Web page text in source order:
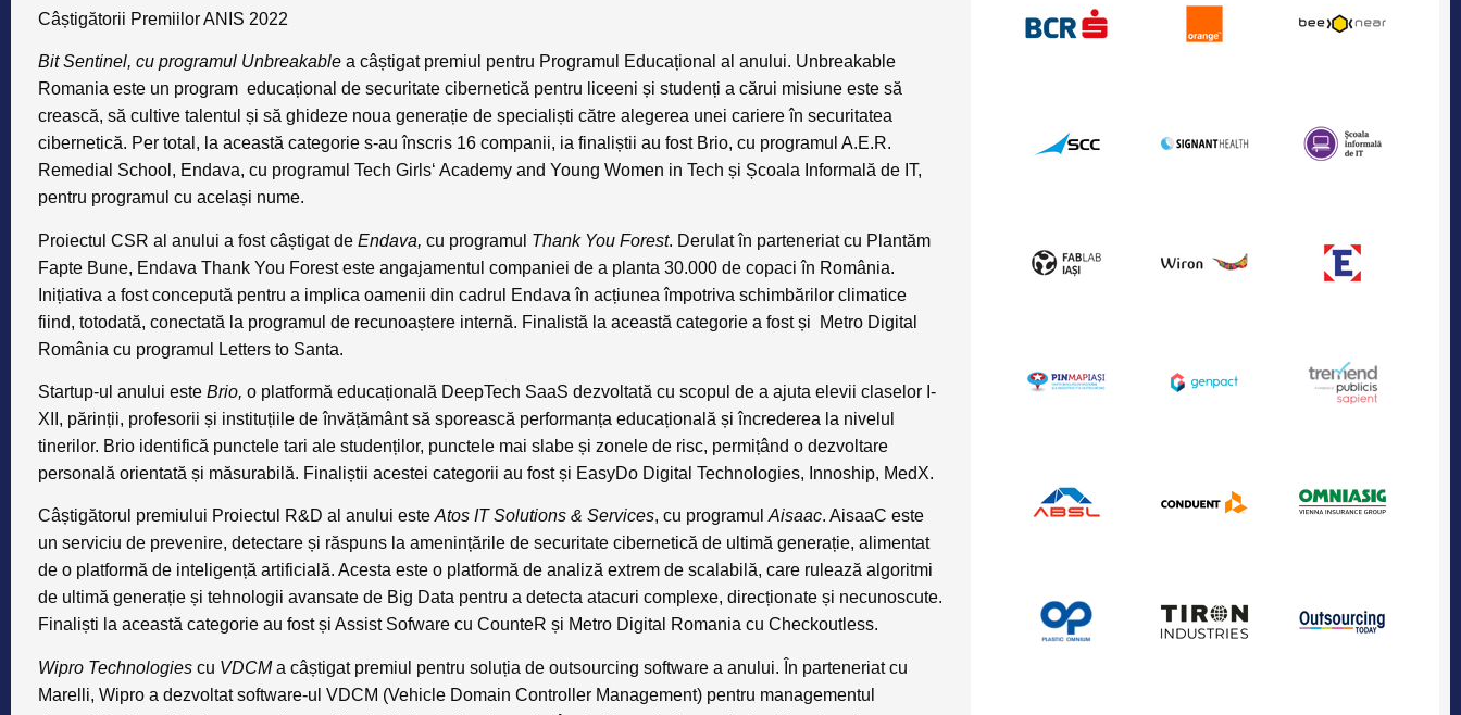
Câștigătorii Premiilor ANIS 2022
Bit Sentinel, cu programul Unbreakable a câștigat premiul pentru Programul Educațional al anului. Unbreakable
Romania este un program educațional de securitate cibernetică pentru liceeni și studenți a cărui misiune este să
crească, să cultive talentul și să ghideze noua generație de specialiști către alegerea unei cariere în securitatea
cibernetică. Per total, la această categorie s-au înscris 16 companii, ia finaliștii au fost Brio, cu programul A.E.R.
Remedial School, Endava, cu programul Tech Girls‘ Academy and Young Women in Tech și Școala Informală de IT,
pentru programul cu același nume.
Proiectul CSR al anului a fost câștigat de Endava, cu programul Thank You Forest. Derulat în parteneriat cu Plantăm
Fapte Bune, Endava Thank You Forest este angajamentul companiei de a planta 30.000 de copaci în România.
Inițiativa a fost concepută pentru a implica oamenii din cadrul Endava în acțiunea împotriva schimbărilor climatice
fiind, totodată, conectată la programul de recunoaștere internă. Finalistă la această categorie a fost și Metro Digital
România cu programul Letters to Santa.
Startup-ul anului este Brio, o platformă educațională DeepTech SaaS dezvoltată cu scopul de a ajuta elevii claselor I-
XII, părinții, profesorii și instituțiile de învățământ să sporească performanța educațională și încrederea la nivelul
tinerilor. Brio identifică punctele tari ale studenților, punctele mai slabe și zonele de risc, permițând o dezvoltare
personală orientată și măsurabilă. Finaliștii acestei categorii au fost și EasyDo Digital Technologies, Innoship, MedX.
Câștigătorul premiului Proiectul R&D al anului este Atos IT Solutions & Services, cu programul Aisaac. AisaaC este
un serviciu de prevenire, detectare și răspuns la amenințările de securitate cibernetică de ultimă generație, alimentat
de o platformă de inteligență artificială. Acesta este o platformă de analiză extrem de scalabilă, care rulează algoritmi
de ultimă generație și tehnologii avansate de Big Data pentru a detecta atacuri complexe, direcționate și necunoscute.
Finaliști la această categorie au fost și Assist Sofware cu CounteR și Metro Digital Romania cu Checkoutless.
Wipro Technologies cu VDCMa câștigat premiul pentru soluția de outsourcing software a anului. În parteneriat cu
Marelli, Wipro a dezvoltat software-ul VDCM (Vehicle Domain Controller Management) pentru managementul